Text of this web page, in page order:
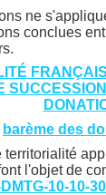
ne
conclues
barème des
territorialité
l'objet de
10-10-30